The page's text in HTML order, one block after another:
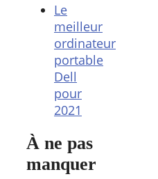
Le
meilleur
ordinateur
portable
Dell
pour
2021
À ne pas
manquer